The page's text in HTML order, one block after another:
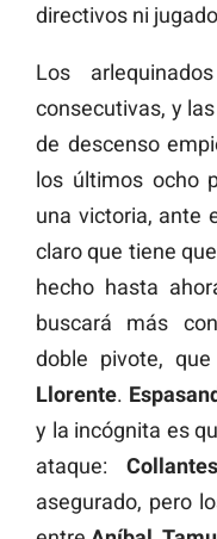
directivos ni
Los
consecutivas, y
de descenso
los últimos ocho
una victoria, ante
claro que tiene
hecho hasta
buscará más
doble pivote,
Llorente.
y la incógnita es
ataque: Collantes
asegurado, pero